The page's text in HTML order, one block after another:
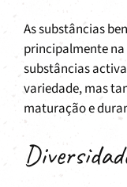
As substâncias
principalmente na
substâncias
variedade, mas
maturação e